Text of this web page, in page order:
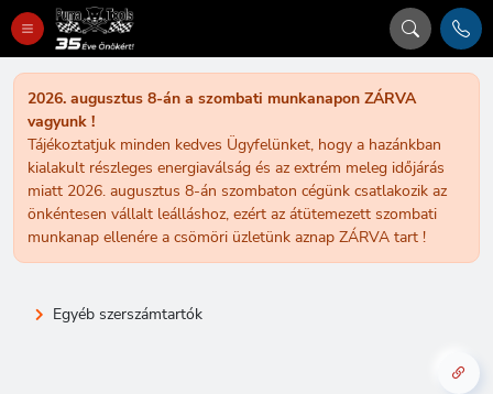
2026. augusztus 8-án a szombati munkanapon ZÁRVA
vagyunk !
Tájékoztatjuk minden kedves Ügyfelünket, hogy a hazánkban
kialakult részleges energiaválság és az extrém meleg időjárás
miatt 2026. augusztus 8-án szombaton cégünk csatlakozik az
önkéntesen vállalt leálláshoz, ezért az átütemezett szombati
munkanap ellenére a csömöri üzletünk aznap ZÁRVA tart !
Egyéb szerszámtartók